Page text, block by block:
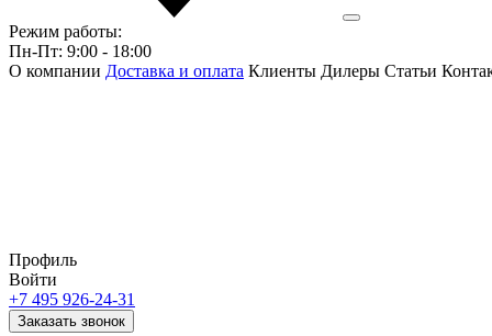
Режим работы:
Пн-Пт: 9:00 - 18:00
О компании Доставка и оплата Клиенты Дилеры Статьи
Профиль
Войти
+7 495 926-24-31
Заказать звонок